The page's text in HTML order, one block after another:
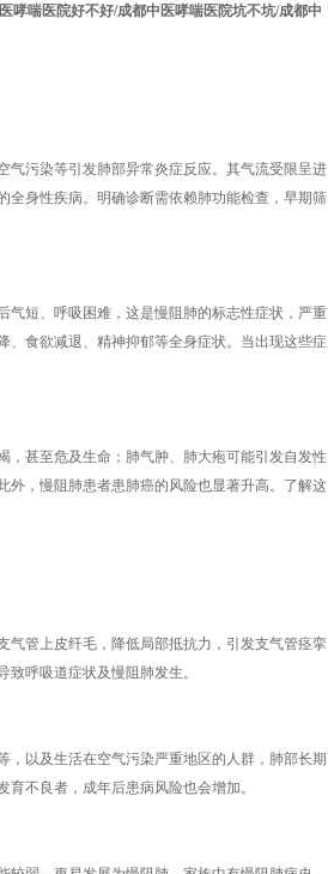
哮喘医院好不好/成都中医哮喘医院坑不坑/成都中
气污染等引发肺部异常炎症反应。其气流受限呈进
全身性疾病。明确诊断需依赖肺功能检查，早期筛
气短、呼吸困难，这是慢阻肺的标志性症状，严重
食欲减退、精神抑郁等全身症状。当出现这些症
，甚至危及生命；肺气肿、肺大疱可能引发自发性
外，慢阻肺患者患肺癌的风险也显著升高。了解这
气管上皮纤毛，降低局部抵抗力，引发支气管痉挛
呼吸道症状及慢阻肺发生。
，以及生活在空气污染严重地区的人群，肺部长期
不良者，成年后患病风险也会增加。